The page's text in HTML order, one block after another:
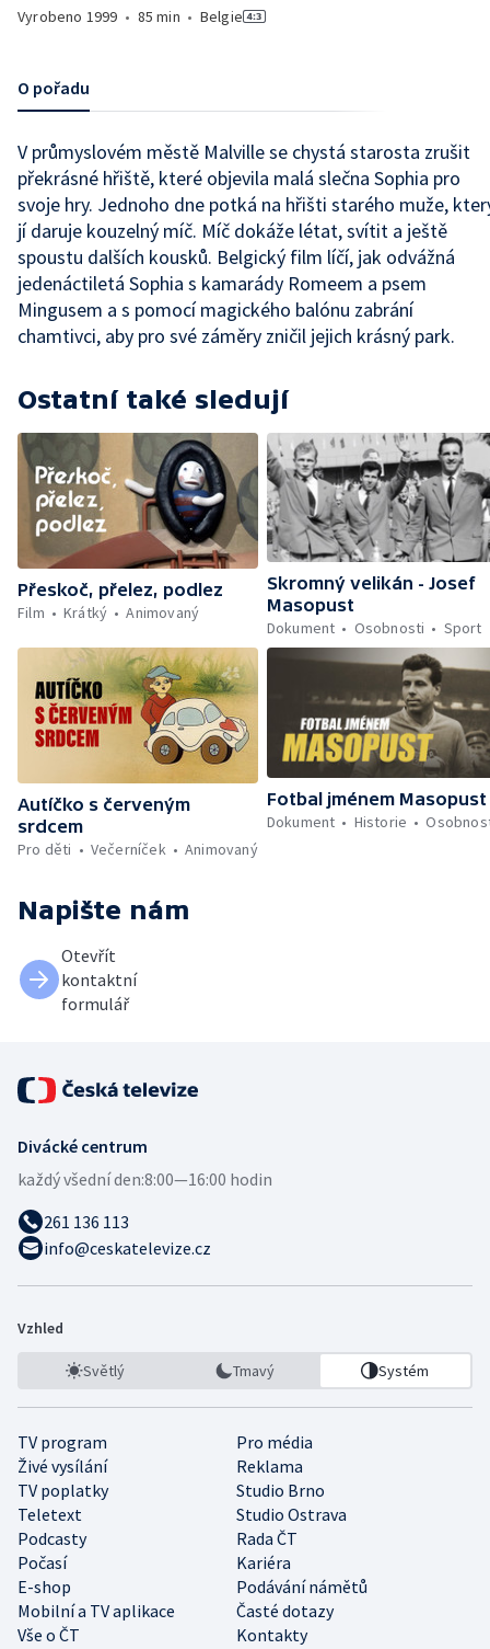
Vyrobeno 1999 • 85 min • Belgie
O pořadu
V průmyslovém městě Malville se chystá starosta zrušit
překrásné hřiště, které objevila malá slečna Sophia pro
svoje hry. Jednoho dne potká na hřišti starého muže,
jí daruje kouzelný míč. Míč dokáže létat, svítit a ještě
spoustu dalších kousků. Belgický film líčí, jak odvážná
jedenáctiletá Sophia s kamarády Romeem a psem
Mingusem a s pomocí magického balónu zabrání
chamtivci, aby pro své záměry zničil jejich krásný park.
Ostatní také sledují
Přeskoč, přelez, podlez
Film
Krátký Animovaný
Skromný velikán - Josef
Masopust
Dokument
Osobnosti Sport
Autíčko s červeným
srdcem
Pro děti
Večerníček Animovaný
Fotbal jménem Masopust
Dokument
Historie
Napište nám
Otevřít
kontaktní
formulář
Divácké centrum
každý všední den:8:00—16:00 hodin
261 136 113
info@ceskatelevize.cz
Vzhled
Světlý Tmavý Systém
TV program
Pro média
Živé vysílání
Reklama
TV poplatky
Studio Brno
Teletext
Studio Ostrava
Podcasty
Rada ČT
Počasí
Kariéra
E-shop
Podávání námětů
Mobilní a TV aplikace
Časté dotazy
Vše o ČT
Kontakty